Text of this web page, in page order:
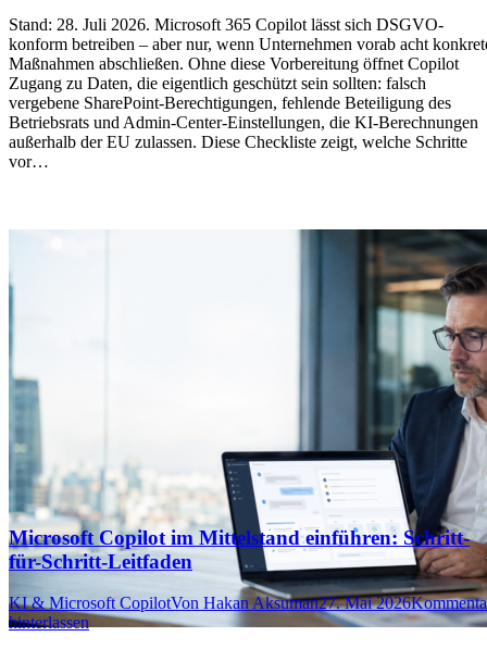
Stand: 28. Juli 2026. Microsoft 365 Copilot lässt sich DSGVO-
konform betreiben – aber nur, wenn Unternehmen vorab acht
Maßnahmen abschließen. Ohne diese Vorbereitung öffnet Copilot
Zugang zu Daten, die eigentlich geschützt sein sollten: falsch
vergebene SharePoint-Berechtigungen, fehlende Beteiligung des
Betriebsrats und Admin-Center-Einstellungen, die KI-Berechnungen
außerhalb der EU zulassen. Diese Checkliste zeigt, welche Schritte
vor…
Microsoft Copilot im Mittelstand einführen: Schritt-
für-Schritt-Leitfaden
KI & Microsoft CopilotVon Hakan Aksuman27. Mai 2026
hinterlassen